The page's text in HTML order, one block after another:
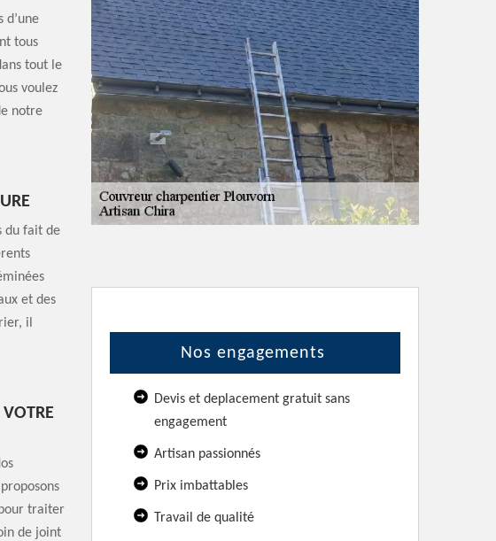
d’une
tous
tout le
voulez
notre
du fait de
et des
il
VOTRE
traiter
de joint
Nos engagements
Devis et deplacement gratuit sans
engagement
Artisan passionnés
Prix imbattables
Travail de qualité